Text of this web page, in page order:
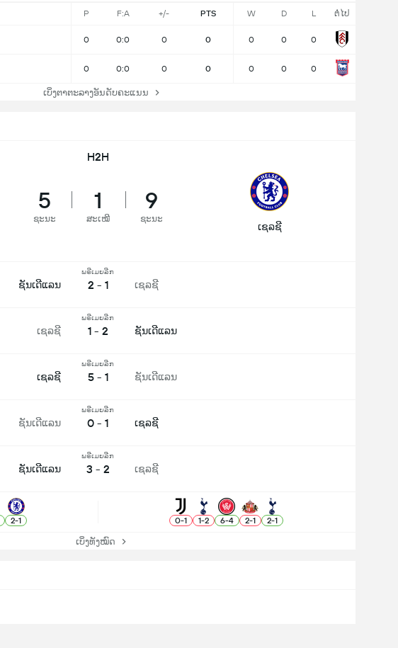
P F:A +/- PTS W D L ຕໍ່ໄປ
0 0:0 0 0 0 0 0
0 0:0 0 0 0 0 0
ເບິ່ງຕາຕະລາງອັນດັບຄະແນນ
H2H
5
ຊະນະ
1
ສະເໝີ
9
ຊະນະ
ເຊລຊີ
ຊັນເດີແລນ
ພຣີເມຍລີກ
2 - 1 ເຊລຊີ
ເຊລຊີ
ພຣີເມຍລີກ
1 - 2 ຊັນເດີແລນ
ເຊລຊີ
ພຣີເມຍລີກ
5 - 1 ຊັນເດີແລນ
ຊັນເດີແລນ
ພຣີເມຍລີກ
0 - 1 ເຊລຊີ
ຊັນເດີແລນ
ພຣີເມຍລີກ
3 - 2 ເຊລຊີ
2-1 0-1 1-2 6-4 2-1 2-1
ເບິ່ງທັງໝົດ